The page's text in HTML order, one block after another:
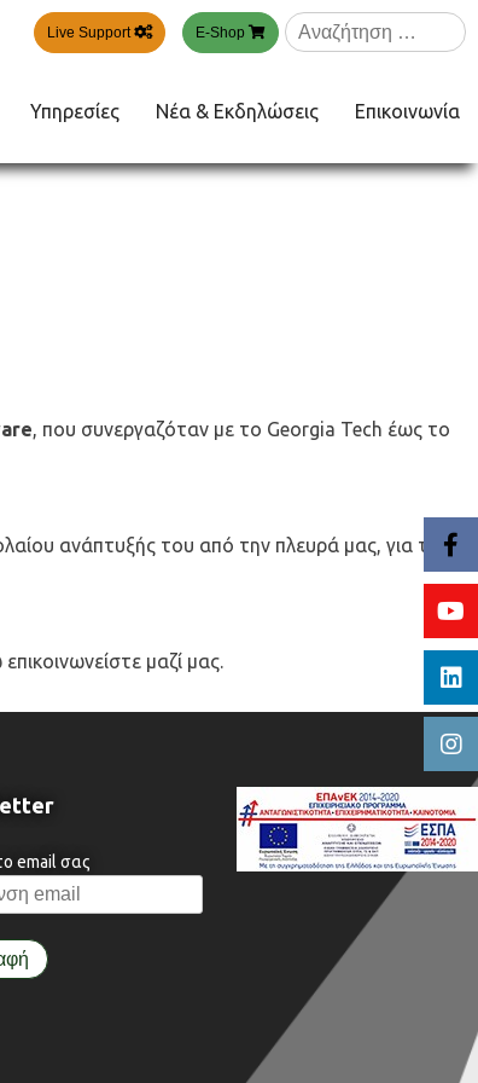
Live Support E-Shop
Αναζήτηση
για:
Υπηρεσίες Νέα & Εκδηλώσεις Επικοινωνία
, που συνεργαζόταν με το Georgia Tech έως το
ανάπτυξής του από την πλευρά μας, για τα
μαζί μας.
email σας